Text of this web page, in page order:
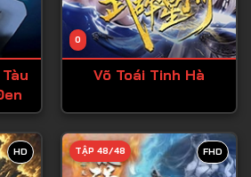
Tập 35
Tập 36
Tập 39
Tập 40
0
Võ Toái Tinh Hà
HD FHD
TẬP 48/48